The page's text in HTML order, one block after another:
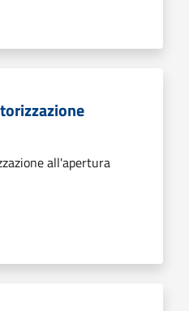
all'apertura